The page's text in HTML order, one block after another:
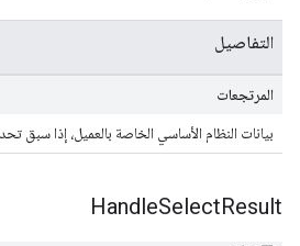
التفاصيل
المرتجعات
بيانات النظام الأساسي الخاصة بالعميل، إذا سبق
HandleSelectResult